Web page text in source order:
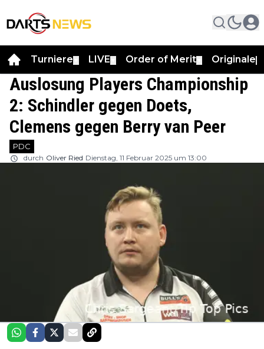
Turniere LIVE Order of Merit Originale
Auslosung Players Championship
2: Schindler gegen Doets,
Clemens gegen Berry van Peer
PDC
durch Oliver Ried Dienstag, 11 Februar 2025 um 13:00